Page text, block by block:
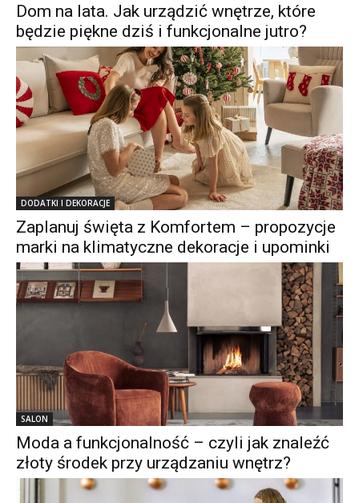
Dom na lata. Jak urządzić wnętrze, które
będzie piękne dziś i funkcjonalne jutro?
DODATKI I DEKORACJE
Zaplanuj święta z Komfortem – propozycje
marki na klimatyczne dekoracje i upominki
SALON
Moda a funkcjonalność – czyli jak znaleźć
złoty środek przy urządzaniu wnętrz?